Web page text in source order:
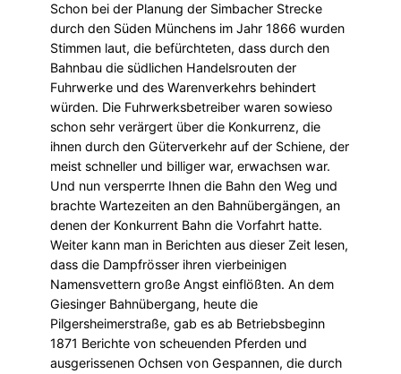
Schon bei der Planung der Simbacher Strecke
durch den Süden Münchens im Jahr 1866 wurden
Stimmen laut, die befürchteten, dass durch den
Bahnbau die südlichen Handelsrouten der
Fuhrwerke und des Warenverkehrs behindert
würden. Die Fuhrwerksbetreiber waren sowieso
schon sehr verärgert über die Konkurrenz, die
ihnen durch den Güterverkehr auf der Schiene, der
meist schneller und billiger war, erwachsen war.
Und nun versperrte Ihnen die Bahn den Weg und
brachte Wartezeiten an den Bahnübergängen, an
denen der Konkurrent Bahn die Vorfahrt hatte.
Weiter kann man in Berichten aus dieser Zeit lesen,
dass die Dampfrösser ihren vierbeinigen
Namensvettern große Angst einflößten. An dem
Giesinger Bahnübergang, heute die
Pilgersheimerstraße, gab es ab Betriebsbeginn
1871 Berichte von scheuenden Pferden und
ausgerissenen Ochsen von Gespannen, die durch